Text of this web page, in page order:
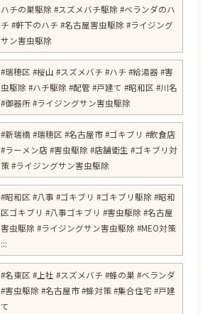
ハチの巣駆除 #スズメバチ駆除 #ベランダのハ
チ #軒下のハチ #名古屋害虫駆除 #ライジング
サン害虫駆除
#瑞穂区 #桜山 #スズメバチ #ハチ #給湯器 #害
虫駆除 #ハチ駆除 #配管 #戸建て #昭和区 #川名
#御器所 #ライジングサン害虫駆除
#新瑞橋 #瑞穂区 #名古屋市 #ゴキブリ #飲食店
#ラーメン店 #害虫駆除 #店舗衛生 #ゴキブリ対
策 #ライジングサン害虫駆除
#昭和区 #八事 #ゴキブリ #ゴキブリ駆除 #昭和
区ゴキブリ #八事ゴキブリ #害虫駆除 #名古屋
害虫駆除 #ライジングサン害虫駆除 #MEO対策
:::
#名東区 #上社 #スズメバチ #蜂の巣 #ベランダ
#害虫駆除 #名古屋市 #蜂対策 #集合住宅 #戸建
て